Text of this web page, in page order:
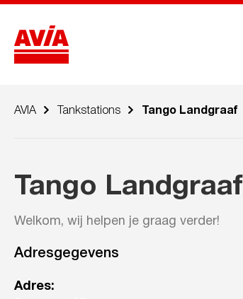
AVIA Tankstations Tango Landgraaf
Tango Landgraaf
Welkom, wij helpen je graag verder!
Adresgegevens
Adres: